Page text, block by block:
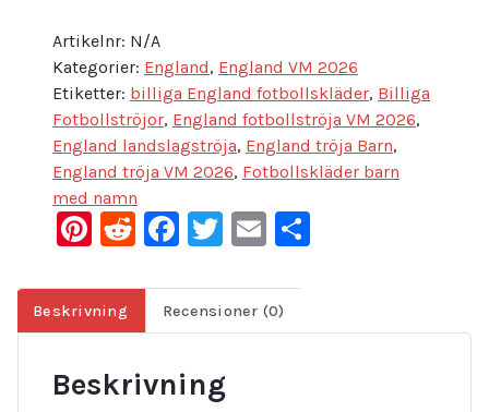
Artikelnr: N/A
Kategorier: England, England VM 2026
Etiketter: billiga England fotbollskläder, Billiga
Fotbollströjor, England fotbollströja VM 2026,
England landslagströja, England tröja Barn,
England tröja VM 2026, Fotbollskläder barn
med namn
Pinterest
Reddit
Facebook
Twitter
Email
Beskrivning Recensioner (0)
Beskrivning